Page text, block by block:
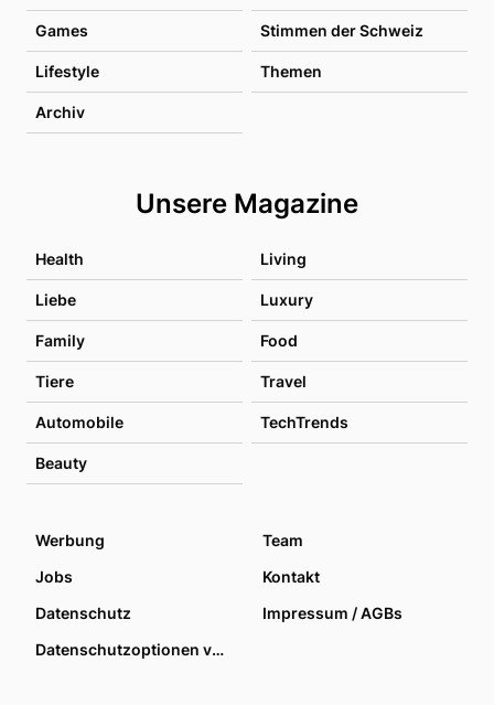
Games Stimmen der Schweiz
Lifestyle Themen
Archiv
Unsere Magazine
Health Living
Liebe Luxury
Family Food
Tiere Travel
Automobile TechTrends
Beauty
Werbung
Team
Jobs
Kontakt
Datenschutz
Impressum / AGBs
Datenschutzoptionen verwalten